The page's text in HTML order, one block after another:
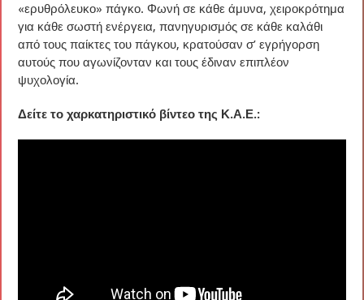
«ερυθρόλευκο» πάγκο. Φωνή σε κάθε άμυνα, χειροκρότημα
για κάθε σωστή ενέργεια, πανηγυρισμός σε κάθε καλάθι
από τους παίκτες του πάγκου, κρατούσαν σ’ εγρήγορση
αυτούς που αγωνίζονταν και τους έδιναν επιπλέον
ψυχολογία.
Δείτε το χαρκατηριστικό βίντεο της Κ.Α.Ε.: